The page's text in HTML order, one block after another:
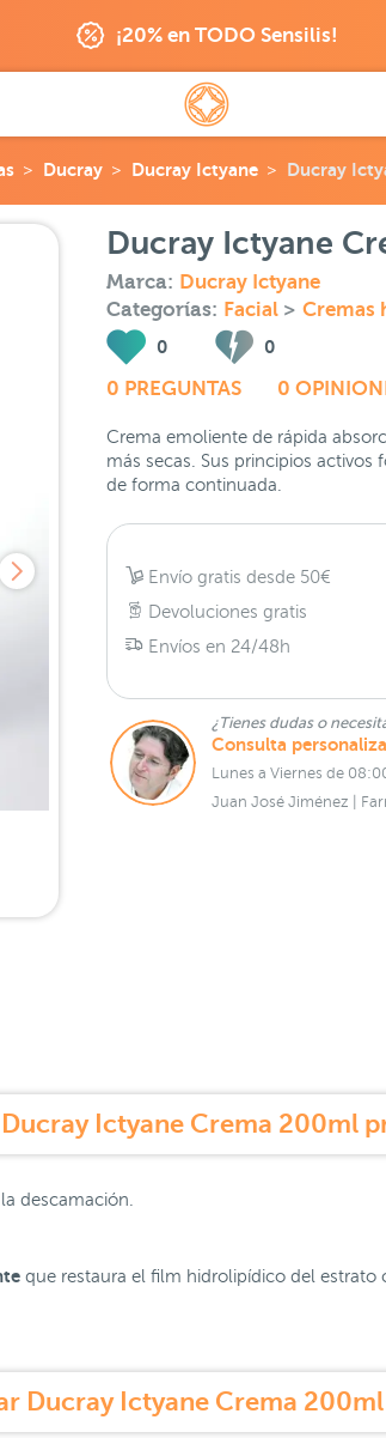
¡20% en TODO Sensilis!
Ducray Ducray Ictyane Ducray
Ducray Ictyane
Marca: Ducray Ictyane
Categorías: Facial > Cremas
0 0
0 PREGUNTAS 0
Crema emoliente de rápida
más secas. Sus principios
de forma continuada.
Envío gratis desde 50€
Devoluciones gratis
Envíos en 24/48h
¿Tienes dudas o
Consulta
Lunes a Viernes de
Juan José Jiménez |
Ducray Ictyane Crema 200ml
descamación.
que restaura el film hidrolipídico del estrato
Ducray Ictyane Crema